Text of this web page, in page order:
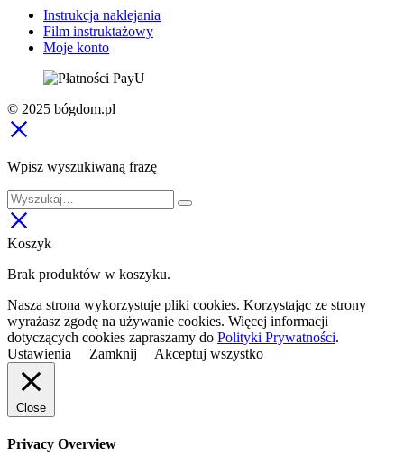
Instrukcja naklejania
Film instruktażowy
Moje konto
© 2025 bógdom.pl
Wpisz wyszukiwaną frazę
Koszyk
Brak produktów w koszyku.
Nasza strona wykorzystuje pliki cookies. Korzystając ze strony
wyrażasz zgodę na używanie cookies. Więcej informacji
dotyczących cookies zapraszamy do Polityki Prywatności.
Ustawienia
Zamknij Akceptuj wszystko
Close
Privacy Overview